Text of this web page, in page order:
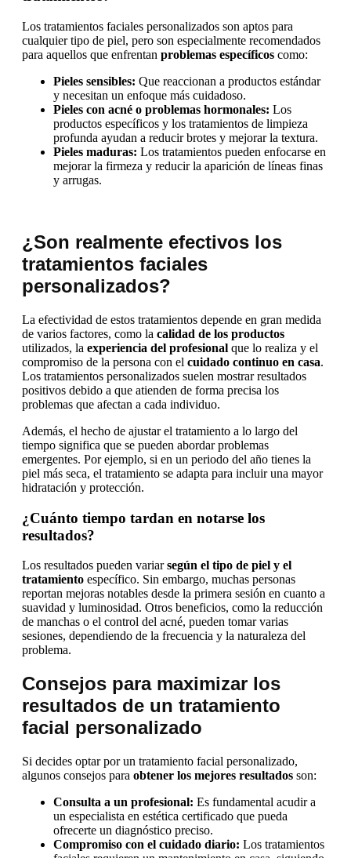
Los tratamientos faciales personalizados son aptos para
cualquier tipo de piel, pero son especialmente recomendados
para aquellos que enfrentan problemas específicos como:
Pieles sensibles: Que reaccionan a productos estándar
y necesitan un enfoque más cuidadoso.
Pieles con acné o problemas hormonales: Los
productos específicos y los tratamientos de limpieza
profunda ayudan a reducir brotes y mejorar la textura.
Pieles maduras: Los tratamientos pueden enfocarse en
mejorar la firmeza y reducir la aparición de líneas finas
y arrugas.
¿Son realmente efectivos los
tratamientos faciales
personalizados?
La efectividad de estos tratamientos depende en gran medida
de varios factores, como la calidad de los productos
utilizados, la experiencia del profesional que lo realiza y el
compromiso de la persona con el cuidado continuo en casa.
Los tratamientos personalizados suelen mostrar resultados
positivos debido a que atienden de forma precisa los
problemas que afectan a cada individuo.
Además, el hecho de ajustar el tratamiento a lo largo del
tiempo significa que se pueden abordar problemas
emergentes. Por ejemplo, si en un periodo del año tienes la
piel más seca, el tratamiento se adapta para incluir una mayor
hidratación y protección.
¿Cuánto tiempo tardan en notarse los
resultados?
Los resultados pueden variarsegún el tipo de piel y el
tratamiento específico. Sin embargo, muchas personas
reportan mejoras notables desde la primera sesión en cuanto a
suavidad y luminosidad. Otros beneficios, como la reducción
de manchas o el control del acné, pueden tomar varias
sesiones, dependiendo de la frecuencia y la naturaleza del
problema.
Consejos para maximizar los
resultados de un tratamiento
facial personalizado
Si decides optar por un tratamiento facial personalizado,
algunos consejos para obtener los mejores resultados son:
Consulta a un profesional: Es fundamental acudir a
un especialista en estética certificado que pueda
ofrecerte un diagnóstico preciso.
Compromiso con el cuidado diario: Los tratamientos